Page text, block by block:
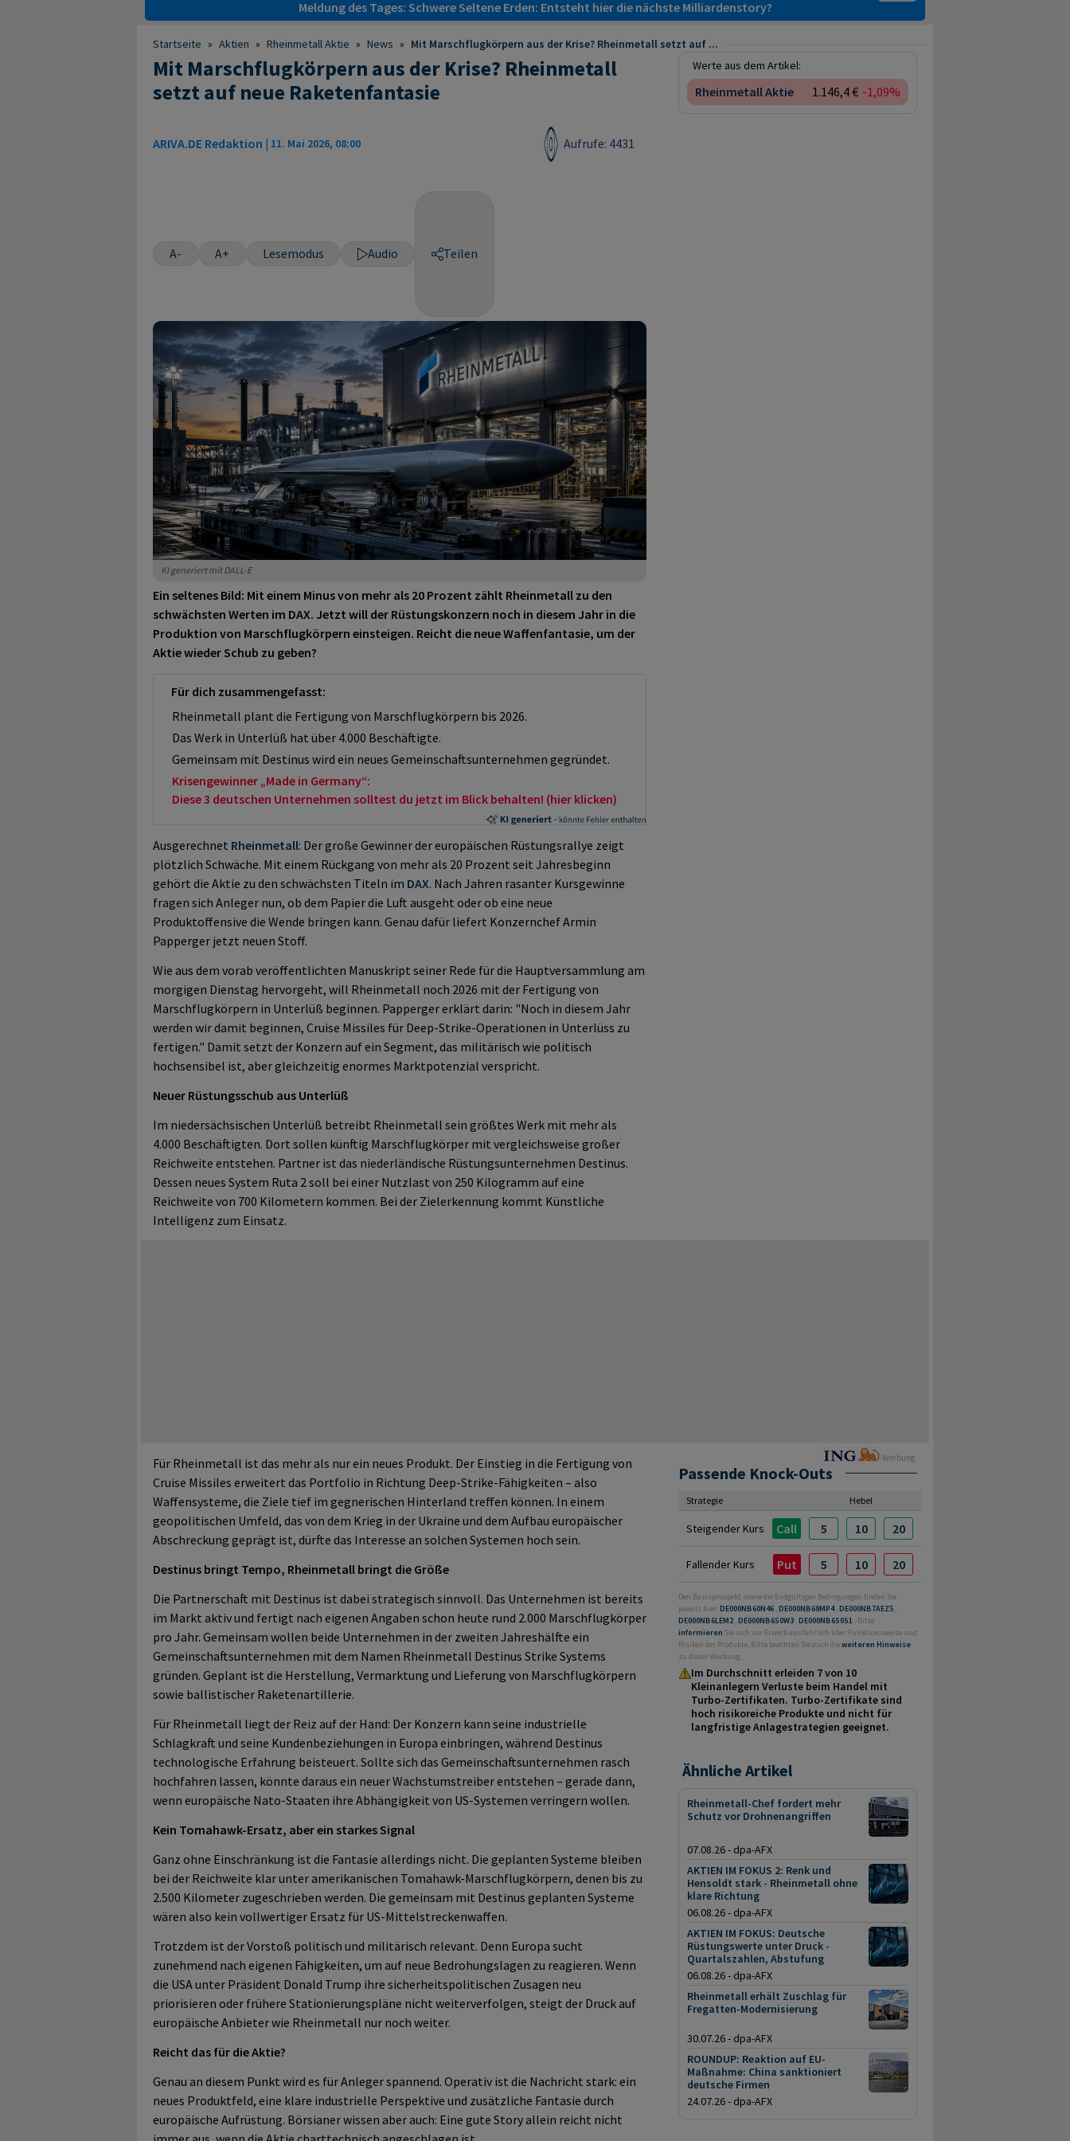
Meldung des Tages: Schwere Seltene Erden: Entsteht hier die nächste Milliardenstory?
Startseite » Aktien » Rheinmetall Aktie » News » Mit Marschflugkörpern aus der Krise? Rheinmetall setzt auf ...
Mit Marschflugkörpern aus der Krise? Rheinmetall
setzt auf neue Raketenfantasie
ARIVA.DE Redaktion | 11. Mai 2026, 08:00 Aufrufe: 4431
A- A+ Lesemodus Audio Teilen
KI generiert mit DALL-E
Ein seltenes Bild: Mit einem Minus von mehr als 20 Prozent zählt Rheinmetall zu den
schwächsten Werten im DAX. Jetzt will der Rüstungskonzern noch in diesem Jahr in die
Produktion von Marschflugkörpern einsteigen. Reicht die neue Waffenfantasie, um der
Aktie wieder Schub zu geben?
Für dich zusammengefasst:
Rheinmetall plant die Fertigung von Marschflugkörpern bis 2026.
Das Werk in Unterlüß hat über 4.000 Beschäftigte.
Gemeinsam mit Destinus wird ein neues Gemeinschaftsunternehmen gegründet.
Krisengewinner „Made in Germany“:
Diese 3 deutschen Unternehmen solltest du jetzt im Blick behalten! (hier klicken)
Ausgerechnet Rheinmetall: Der große Gewinner der europäischen Rüstungsrallye zeigt
plötzlich Schwäche. Mit einem Rückgang von mehr als 20 Prozent seit Jahresbeginn
gehört die Aktie zu den schwächsten Titeln im DAX. Nach Jahren rasanter Kursgewinne
fragen sich Anleger nun, ob dem Papier die Luft ausgeht oder ob eine neue
Produktoffensive die Wende bringen kann. Genau dafür liefert Konzernchef Armin
Papperger jetzt neuen Stoff.
Wie aus dem vorab veröffentlichten Manuskript seiner Rede für die Hauptversammlung am
morgigen Dienstag hervorgeht, will Rheinmetall noch 2026 mit der Fertigung von
Marschflugkörpern in Unterlüß beginnen. Papperger erklärt darin: "Noch in diesem Jahr
werden wir damit beginnen, Cruise Missiles für Deep-Strike-Operationen in Unterlüss zu
fertigen." Damit setzt der Konzern auf ein Segment, das militärisch wie politisch
hochsensibel ist, aber gleichzeitig enormes Marktpotenzial verspricht.
Neuer Rüstungsschub aus Unterlüß
Im niedersächsischen Unterlüß betreibt Rheinmetall sein größtes Werk mit mehr als
4.000 Beschäftigten. Dort sollen künftig Marschflugkörper mit vergleichsweise großer
Reichweite entstehen. Partner ist das niederländische Rüstungsunternehmen Destinus.
Dessen neues System Ruta 2 soll bei einer Nutzlast von 250 Kilogramm auf eine
Reichweite von 700 Kilometern kommen. Bei der Zielerkennung kommt Künstliche
Intelligenz zum Einsatz.
Werte aus dem Artikel:
Rheinmetall Aktie 1.146,4 € -1,09%
Für Rheinmetall ist das mehr als nur ein neues Produkt. Der Einstieg in die Fertigung von
Cruise Missiles erweitert das Portfolio in Richtung Deep-Strike-Fähigkeiten – also
Waffensysteme, die Ziele tief im gegnerischen Hinterland treffen können. In einem
geopolitischen Umfeld, das von dem Krieg in der Ukraine und dem Aufbau europäischer
Abschreckung geprägt ist, dürfte das Interesse an solchen Systemen hoch sein.
Destinus bringt Tempo, Rheinmetall bringt die Größe
Die Partnerschaft mit Destinus ist dabei strategisch sinnvoll. Das Unternehmen ist bereits
im Markt aktiv und fertigt nach eigenen Angaben schon heute rund 2.000 Marschflugkörper
pro Jahr. Gemeinsam wollen beide Unternehmen in der zweiten Jahreshälfte ein
Gemeinschaftsunternehmen mit dem Namen Rheinmetall Destinus Strike Systems
gründen. Geplant ist die Herstellung, Vermarktung und Lieferung von Marschflugkörpern
sowie ballistischer Raketenartillerie.
Für Rheinmetall liegt der Reiz auf der Hand: Der Konzern kann seine industrielle
Schlagkraft und seine Kundenbeziehungen in Europa einbringen, während Destinus
technologische Erfahrung beisteuert. Sollte sich das Gemeinschaftsunternehmen rasch
hochfahren lassen, könnte daraus ein neuer Wachstumstreiber entstehen – gerade dann,
wenn europäische Nato-Staaten ihre Abhängigkeit von US-Systemen verringern wollen.
Kein Tomahawk-Ersatz, aber ein starkes Signal
Ganz ohne Einschränkung ist die Fantasie allerdings nicht. Die geplanten Systeme bleiben
bei der Reichweite klar unter amerikanischen Tomahawk-Marschflugkörpern, denen bis zu
2.500 Kilometer zugeschrieben werden. Die gemeinsam mit Destinus geplanten Systeme
wären also kein vollwertiger Ersatz für US-Mittelstreckenwaffen.
Trotzdem ist der Vorstoß politisch und militärisch relevant. Denn Europa sucht
zunehmend nach eigenen Fähigkeiten, um auf neue Bedrohungslagen zu reagieren. Wenn
die USA unter Präsident Donald Trump ihre sicherheitspolitischen Zusagen neu
priorisieren oder frühere Stationierungspläne nicht weiterverfolgen, steigt der Druck auf
europäische Anbieter wie Rheinmetall nur noch weiter.
Reicht das für die Aktie?
Genau an diesem Punkt wird es für Anleger spannend. Operativ ist die Nachricht stark: ein
neues Produktfeld, eine klare industrielle Perspektive und zusätzliche Fantasie durch
europäische Aufrüstung. Börsianer wissen aber auch: Eine gute Story allein reicht nicht
Werbung
Passende Knock-Outs
Strategie Hebel
Steigender Kurs Call 5 10 20
Fallender Kurs Put 5 10 20
Den Basisprospekt sowie die Endgültigen Bedingungen finden Sie
jeweils hier: DE000NB60N46 ,DE000NB69MP4,DE000NB7AEZ5 ,
DE000NB6LEM2,DE000NB6S0W3 ,DE000NB6S0S1 . Bitte
informieren Sie sich vor Erwerb ausführlich über Funktionsweise und
Risiken der Produkte. Bitte beachten Sie auch dieweiteren Hinweise
zu dieser Werbung.
Im Durchschnitt erleiden 7 von 10
Kleinanlegern Verluste beim Handel mit
Turbo-Zertifikaten. Turbo-Zertifikate sind
hoch risikoreiche Produkte und nicht für
langfristige Anlage­strategien geeignet.
Ähnliche Artikel
Rheinmetall-Chef fordert mehr
Schutz vor Drohnenangriffen
07.08.26 - dpa-AFX
AKTIEN IM FOKUS 2: Renk und
Hensoldt stark - Rheinmetall ohne
klare Richtung
06.08.26 - dpa-AFX
AKTIEN IM FOKUS: Deutsche
Rüstungswerte unter Druck -
Quartalszahlen, Abstufung
06.08.26 - dpa-AFX
Rheinmetall erhält Zuschlag für
Fregatten-Modernisierung
30.07.26 - dpa-AFX
ROUNDUP: Reaktion auf EU-
Maßnahme: China sanktioniert
deutsche Firmen
24.07.26 - dpa-AFX